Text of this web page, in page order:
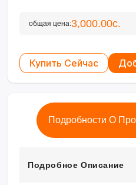
общая цена:3,000.00с.
Купить Сейчас
Подробности О
Подробное Описание